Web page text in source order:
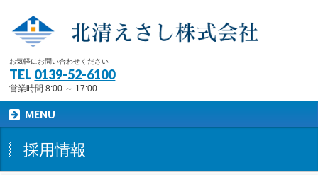
お気軽にお問い合わせください
TEL 0139-52-6100
営業時間 8:00 ～ 17:00
MENU
採用情報